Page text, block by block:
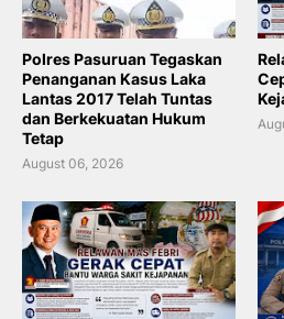
Polres Pasuruan Tegaskan
Penanganan Kasus Laka
Lantas 2017 Telah Tuntas
dan Berkekuatan Hukum
Tetap
August 06, 2026